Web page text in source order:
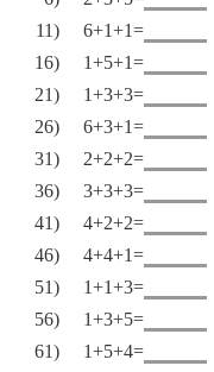
11)
6+1+1=
16)
1+5+1=
21)
1+3+3=
26)
6+3+1=
31)
2+2+2=
36)
3+3+3=
41)
4+2+2=
46)
4+4+1=
51)
1+1+3=
56)
1+3+5=
61)
1+5+4=